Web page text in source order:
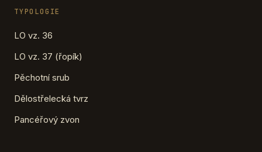
TYPOLOGIE
LO vz. 36
LO vz. 37 (řopík)
Pěchotní srub
Dělostřelecká tvrz
Pancéřový zvon